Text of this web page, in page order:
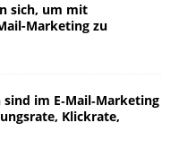
sich, um mit
Marketing zu
im E‑Mail‑Marketing
Klickrate,